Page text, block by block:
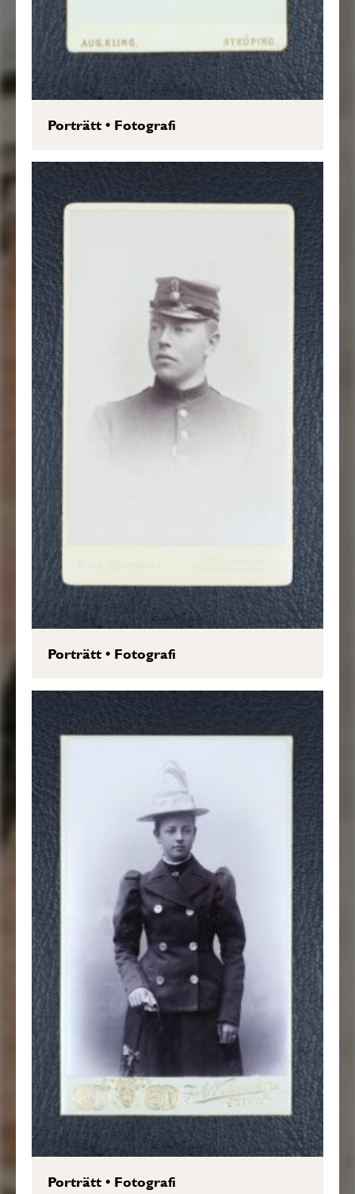
Porträtt• Fotografi
Porträtt• Fotografi
Porträtt• Fotografi